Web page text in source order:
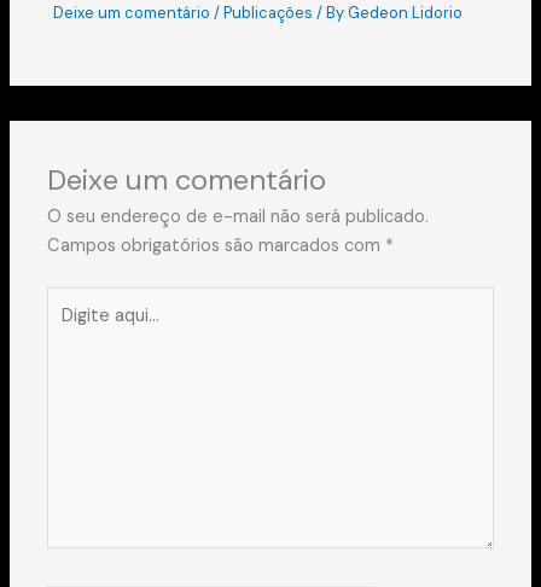
Deixe um comentário /Publicações / ByGedeon Lidorio
Deixe um comentário
O seu endereço de e-mail não será publicado.
Campos obrigatórios são marcados com *
aqui...